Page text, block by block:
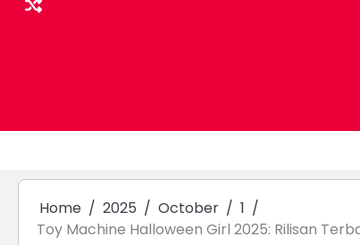
Home 2025 October
1
Toy Machine Halloween Girl 2025: Rilisan